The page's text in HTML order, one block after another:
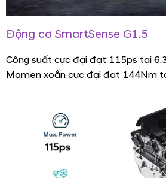
Động cơ SmartSense G1.5
Công suất cực đại đạt 115ps tại
Momen xoắn cực đại đat 144Nm